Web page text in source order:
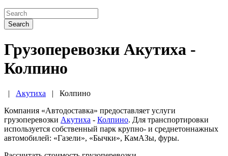
Search
Грузоперевозки Акутиха -
Колпино
| Акутиха | Колпино
Компания «Автодоставка» предоставляет услуги
грузоперевозки Акутиха - Колпино. Для транспортировки
используется собственный парк крупно- и среднетоннажных
автомобилей: «Газели», «Бычки», КамАЗы, фуры.